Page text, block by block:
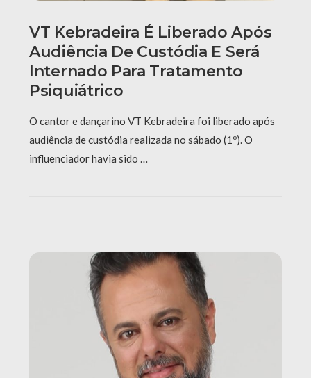
VT Kebradeira É Liberado Após
Audiência De Custódia E Será
Internado Para Tratamento
Psiquiátrico
O cantor e dançarino VT Kebradeira foi liberado após
audiência de custódia realizada no sábado (1º). O
influenciador havia sido …